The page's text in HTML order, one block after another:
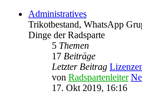
Administratives
Trikotbestand, WhatsApp
Dinge der Radsparte
5 Themen
17 Beiträge
Letzter Beitrag
von Radspartenleiter
17. Okt 2019, 16:16